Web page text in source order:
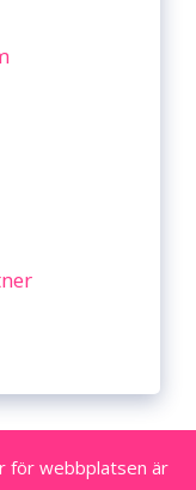
för webbplatsen är